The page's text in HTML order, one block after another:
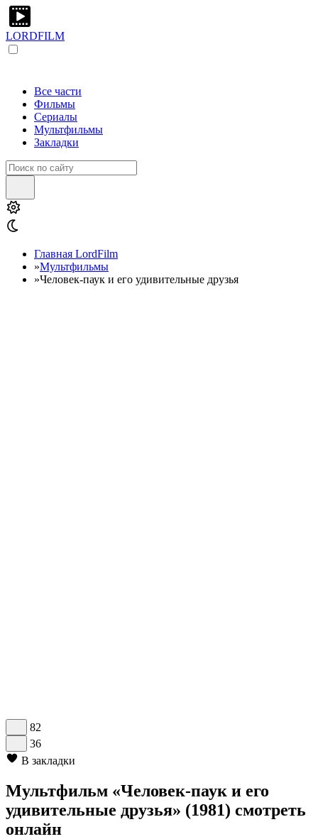
LORDFILM
Все части
Фильмы
Сериалы
Мультфильмы
Закладки
Главная LordFilm
»Мультфильмы
»Человек-паук и его удивительные друзья
82
36
В закладки
Мультфильм «Человек-паук и его
удивительные друзья» (1981) смотреть
онлайн